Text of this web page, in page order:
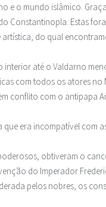
o mundo islâmico.
Estas
do qual
interior até o Valdarno
com todos os atores
conflito com o antipapa
era incompatível com
obtiveram o
do Imperador
pelos nobres, os